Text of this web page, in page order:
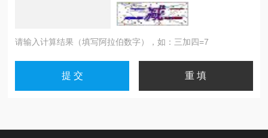
请输入计算结果（填写阿拉伯数字），如：三加四=7